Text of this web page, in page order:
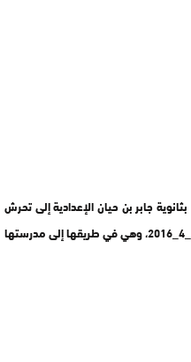
جابر بن حيان الإعدادية إلى تحرش
وعنف جسدي من طرف قاصر يوم الجمعة 15_4_2016، وهي في طريقها إلى مدرستها